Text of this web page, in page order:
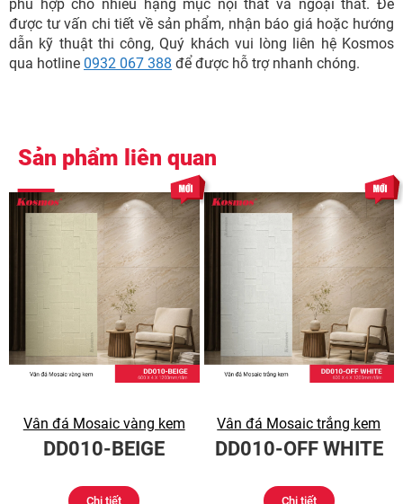
phù hợp cho nhiều hạng mục nội thất và ngoại thất. Để
được tư vấn chi tiết về sản phẩm, nhận báo giá hoặc hướng
dẫn kỹ thuật thi công, Quý khách vui lòng liên hệ Kosmos
qua hotline 0932 067 388 để được hỗ trợ nhanh chóng.
Sản phẩm liên quan
Vân đá Mosaic vàng kem
DD010-BEIGE
Chi tiết
Vân đá Mosaic trắng kem
DD010-OFF WHITE
Chi tiết